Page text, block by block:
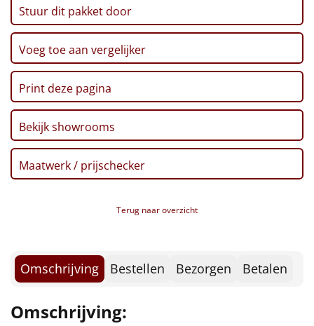
Pizzarette
Tas
Wake up light
NIEUW
Borrelplank
Warmtekussen
NIEUW
Deken (fleece plaid)
Verpakt in een feestelijke kerstdoos, 39 x 29 x 20 cm
Stuur dit pakket door
Voeg toe aan vergelijker
Print deze pagina
Bekijk showrooms
Maatwerk / prijschecker
Terug naar overzicht
Omschrijving Bestellen Bezorgen Betalen
Omschrijving: